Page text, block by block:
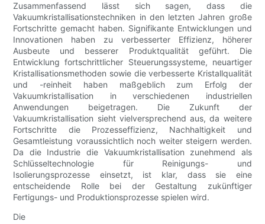
Zusammenfassend lässt sich sagen, dass die
Vakuumkristallisationstechniken in den letzten Jahren große
Fortschritte gemacht haben. Signifikante Entwicklungen und
Innovationen haben zu verbesserter Effizienz, höherer
Ausbeute und besserer Produktqualität geführt. Die
Entwicklung fortschrittlicher Steuerungssysteme, neuartiger
Kristallisationsmethoden sowie die verbesserte Kristallqualität
und -reinheit haben maßgeblich zum Erfolg der
Vakuumkristallisation in verschiedenen industriellen
Anwendungen beigetragen. Die Zukunft der
Vakuumkristallisation sieht vielversprechend aus, da weitere
Fortschritte die Prozesseffizienz, Nachhaltigkeit und
Gesamtleistung voraussichtlich noch weiter steigern werden.
Da die Industrie die Vakuumkristallisation zunehmend als
Schlüsseltechnologie für Reinigungs- und
Isolierungsprozesse einsetzt, ist klar, dass sie eine
entscheidende Rolle bei der Gestaltung zukünftiger
Fertigungs- und Produktionsprozesse spielen wird.
Die